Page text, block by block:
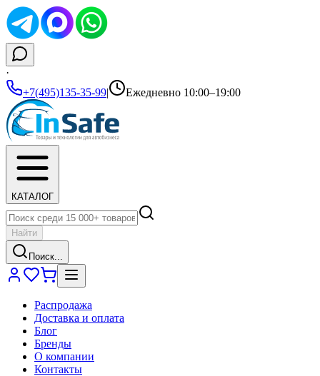
·
+7(495)135-35-99| Ежедневно 10:00–19:00
КАТАЛОГ
Найти
Поиск...
Распродажа
Доставка и оплата
Блог
Бренды
О компании
Контакты